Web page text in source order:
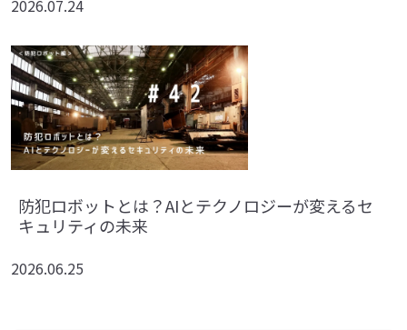
2026.07.24
防犯ロボットとは？AIとテクノロジーが変えるセ
キュリティの未来
2026.06.25